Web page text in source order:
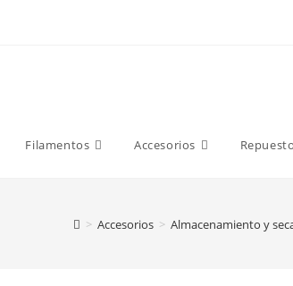
Filamentos Accesorios
> Accesorios > Almacenamiento y